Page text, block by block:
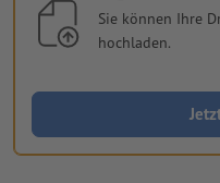
Sie können Ihre
hochladen.